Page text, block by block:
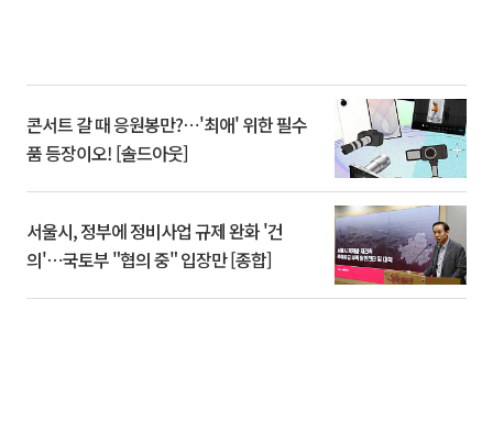
콘서트 갈 때 응원봉만?⋯'최애' 위한 필수
품 등장이오! [솔드아웃]
서울시, 정부에 정비사업 규제 완화 '건
의'⋯국토부 "협의 중" 입장만 [종합]